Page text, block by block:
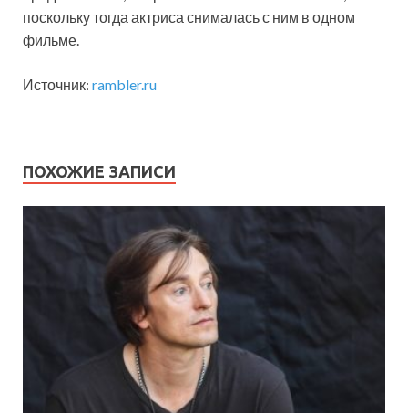
поскольку тогда актриса снималась с ним в одном
фильме.
Источник: rambler.ru
ПОХОЖИЕ ЗАПИСИ